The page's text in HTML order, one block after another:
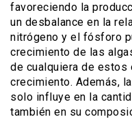
favoreciendo la
un desbalance en la
nitrógeno y el fósforo
crecimiento de las
de cualquiera de
crecimiento. Además,
solo influye en la
también en su